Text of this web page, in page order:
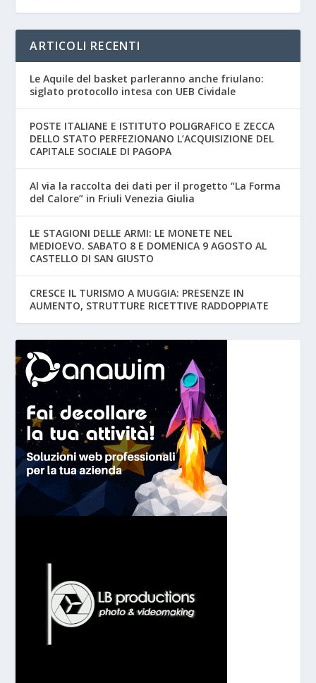
ARTICOLI RECENTI
Le Aquile del basket parleranno anche friulano:
siglato protocollo intesa con UEB Cividale
POSTE ITALIANE E ISTITUTO POLIGRAFICO E ZECCA
DELLO STATO PERFEZIONANO L’ACQUISIZIONE DEL
CAPITALE SOCIALE DI PAGOPA
Al via la raccolta dei dati per il progetto “La Forma
del Calore” in Friuli Venezia Giulia
LE STAGIONI DELLE ARMI: LE MONETE NEL
MEDIOEVO. SABATO 8 E DOMENICA 9 AGOSTO AL
CASTELLO DI SAN GIUSTO
CRESCE IL TURISMO A MUGGIA: PRESENZE IN
AUMENTO, STRUTTURE RICETTIVE RADDOPPIATE